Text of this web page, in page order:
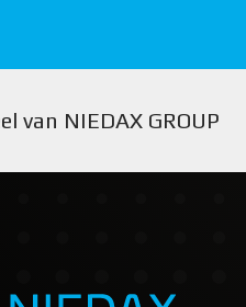
van NIEDAX GROUP